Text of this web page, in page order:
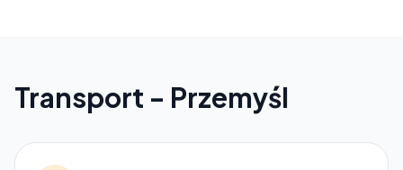
Transport - Przemyśl